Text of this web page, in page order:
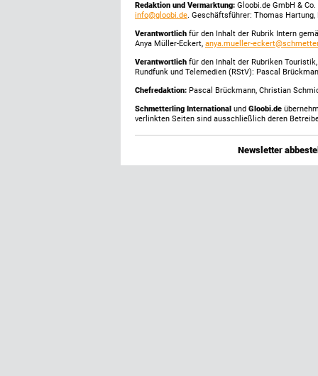
Redaktion und Vermarktung: Gloobi.de GmbH &
info@gloobi.de. Geschäftsführer: Thomas
Verantwortlich für den Inhalt der Rubrik Intern
Anya Müller-Eckert, anya.mueller-
Verantwortlich für den Inhalt der Rubriken
Rundfunk und Telemedien (RStV): Pascal
Chefredaktion: Pascal Brückmann, Christian
Schmetterling International und Gloobi.de
verlinkten Seiten sind ausschließlich deren
Newsletter